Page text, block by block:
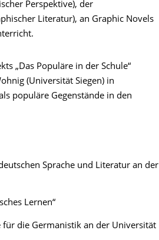
Perspektive), der
Literatur), an Graphic Novels
„Das Populäre in der Schule“
(Universität Siegen) in
populäre Gegenstände in den
Sprache und Literatur an der
Lernen“
für die Germanistik an der Universität